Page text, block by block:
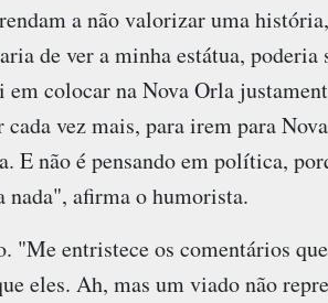
a não valorizar uma
de ver a minha estátua,
colocar na Nova Orla
vez mais, para irem para
E não é pensando em política,
nada", afirma o humorista.
"Me entristece os comentários que
eles. Ah, mas um viado não